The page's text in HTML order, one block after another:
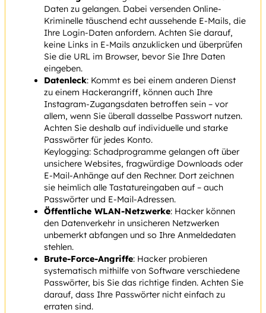
Daten zu gelangen. Dabei versenden Online-
Kriminelle täuschend echt aussehende E-Mails, die
Ihre Login-Daten anfordern. Achten Sie darauf,
keine Links in E-Mails anzuklicken und überprüfen
Sie die URL im Browser, bevor Sie Ihre Daten
eingeben.
Datenleck: Kommt es bei einem anderen Dienst
zu einem Hackerangriff, können auch Ihre
Instagram-Zugangsdaten betroffen sein – vor
allem, wenn Sie überall dasselbe Passwort nutzen.
Achten Sie deshalb auf individuelle und starke
Passwörter für jedes Konto.
Keylogging: Schadprogramme gelangen oft über
unsichere Websites, fragwürdige Downloads oder
E-Mail-Anhänge auf den Rechner. Dort zeichnen
sie heimlich alle Tastatureingaben auf – auch
Passwörter und E-Mail-Adressen.
Öffentliche WLAN-Netzwerke: Hacker können
den Datenverkehr in unsicheren Netzwerken
unbemerkt abfangen und so Ihre Anmeldedaten
stehlen.
Brute-Force-Angriffe: Hacker probieren
systematisch mithilfe von Software verschiedene
Passwörter, bis Sie das richtige finden. Achten Sie
darauf, dass Ihre Passwörter nicht einfach zu
erraten sind.